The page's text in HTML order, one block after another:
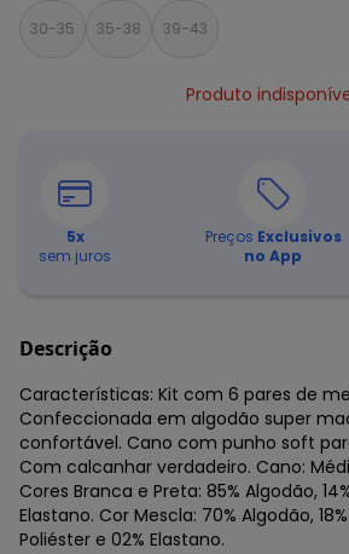
30-35 35-38 39-43
Produto
5x
sem juros
Preços Exclusivos
no App
Descrição
Características: Kit com 6 pares de
Confeccionada em algodão super
confortável. Cano com punho soft
Com calcanhar verdadeiro. Cano:
Cores Branca e Preta: 85% Algodão,
Elastano. Cor Mescla: 70% Algodão,
Poliéster e 02% Elastano.